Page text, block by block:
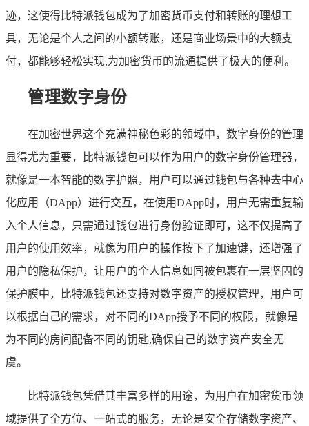
迹，这使得比特派钱包成为了加密货币支付和转账的理想工
具，无论是个人之间的小额转账，还是商业场景中的大额支
付，都能够轻松实现,为加密货币的流通提供了极大的便利。
管理数字身份
在加密世界这个充满神秘色彩的领域中，数字身份的管理
显得尤为重要，比特派钱包可以作为用户的数字身份管理器，
就像是一本智能的数字护照，用户可以通过钱包与各种去中心
化应用（DApp）进行交互，在使用DApp时，用户无需重复输
入个人信息，只需通过钱包进行身份验证即可，这不仅提高了
用户的使用效率，就像为用户的操作按下了加速键，还增强了
用户的隐私保护，让用户的个人信息如同被包裹在一层坚固的
保护膜中，比特派钱包还支持对数字资产的授权管理，用户可
以根据自己的需求，对不同的DApp授予不同的权限，就像是
为不同的房间配备不同的钥匙,确保自己的数字资产安全无
虞。
比特派钱包凭借其丰富多样的用途，为用户在加密货币领
域提供了全方位、一站式的服务，无论是安全存储数字资产、